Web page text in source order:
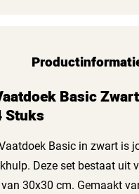
Basic
Stuks
Basic in zwart is
Deze set bestaat uit
30x30 cm. Gemaakt